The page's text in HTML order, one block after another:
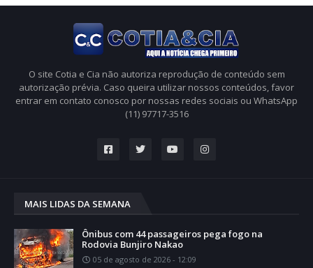
O site Cotia e Cia não autoriza reprodução de conteúdo sem
autorização prévia. Caso queira utilizar nossos conteúdos, favor
entrar em contato conosco por nossas redes sociais ou WhatsApp
(11) 97717-3516
MAIS LIDAS DA SEMANA
Ônibus com 44 passageiros pega fogo na
Rodovia Bunjiro Nakao
05 de agosto de 2026 - 12:09